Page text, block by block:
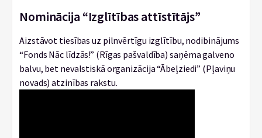
Nominācija “Izglītības attīstītājs”
Aizstāvot tiesības uz pilnvērtīgu izglītību, nodibinājums
“Fonds Nāc līdzās!” (Rīgas pašvaldība) saņēma galveno
balvu, bet nevalstiskā organizācija “Ābeļziedi” (Pļaviņu
novads) atzinības rakstu.